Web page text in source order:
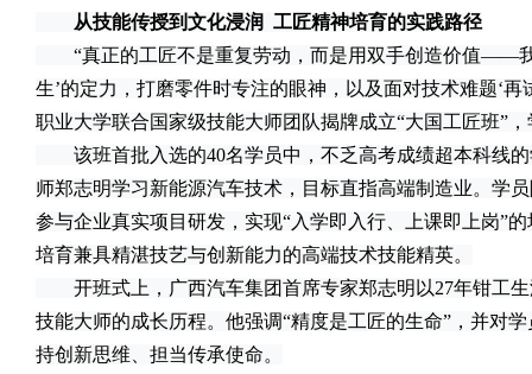
从技能传授到文化浸润 工匠精神培育的实践路径
“真正的工匠不是重复劳动，而是用双手创造价值——我
生’的定力，打磨零件时专注的眼神，以及面对技术难题‘再
职业大学联合国家级技能大师团队揭牌成立“大国工匠班”
该班首批入选的40名学员中，不乏高考成绩超本科线的
师郑志明学习新能源汽车技术，目标直指高端制造业。学
参与企业真实项目研发，实现“入学即入行、上课即上岗”
培育兼具精湛技艺与创新能力的高端技术技能精英。
开班式上，广西汽车集团首席专家郑志明以27年钳工生
技能大师的成长历程。他强调“精度是工匠的生命”，并对
持创新思维、担当传承使命。